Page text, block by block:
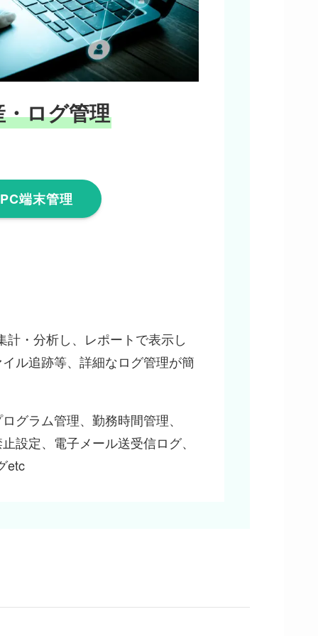
ログ管理
PC端末管理
計・分析し、レポートで表示し
ル追跡等、詳細なログ管理が簡
グラム管理、勤務時間管理、
設定、電子メール送受信ログ、
etc